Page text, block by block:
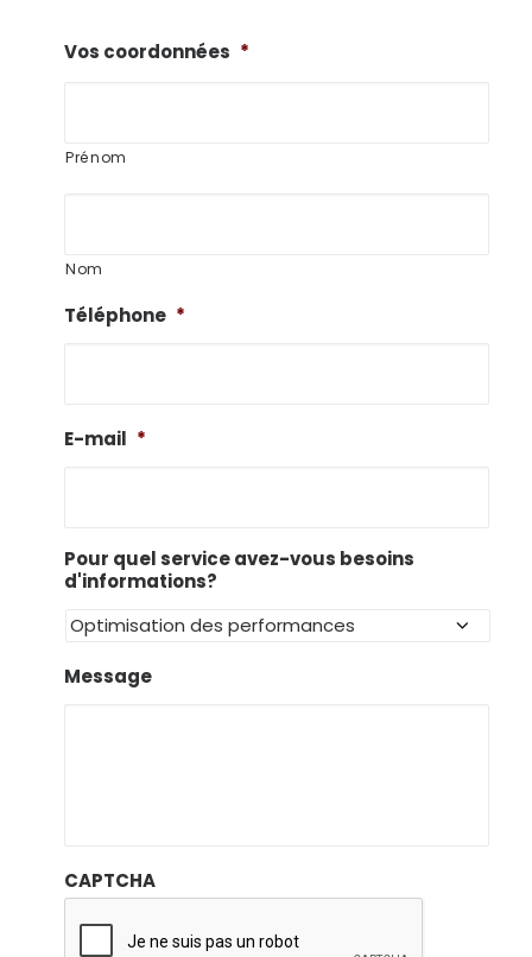
Vos coordonnées *
Prénom
Nom
Téléphone *
E-mail *
Pour quel service avez-vous besoins
d'informations?
Message
CAPTCHA